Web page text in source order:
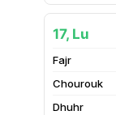
17, Lu